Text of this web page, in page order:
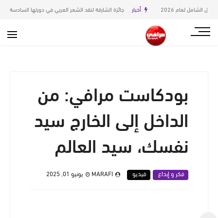
أخبار جائزة الشارقة لنقد الشعر العربي في دورتها السادسة قصة
بودكاست مرافي: من
الداخل إلى الخارج سيد
نفسك، سيد العالم
فكر و إبداع فيديو MARAFI يونيو 01, 2025